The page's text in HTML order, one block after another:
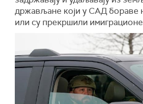
држављане који у САД бораве
или су прекршили